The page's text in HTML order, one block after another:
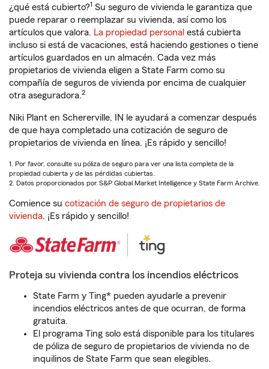
¿qué está cubierto?1 Su seguro de vivienda le garantiza que
puede reparar o reemplazar su vivienda, así como los
artículos que valora. La propiedad personal está cubierta
incluso si está de vacaciones, está haciendo gestiones o tiene
artículos guardados en un almacén. Cada vez más
propietarios de vivienda eligen a State Farm como su
compañía de seguros de vivienda por encima de cualquier
otra aseguradora.2
Niki Plant en Schererville, IN le ayudará a comenzar después
de que haya completado una cotización de seguro de
propietarios de vivienda en línea. ¡Es rápido y sencillo!
1. Por favor, consulte su póliza de seguro para ver una lista completa de la
propiedad cubierta y de las pérdidas cubiertas.
2. Datos proporcionados por S&P Global Market Intelligence y State Farm Archive.
Comience su cotización de seguro de propietarios de
vivienda. ¡Es rápido y sencillo!
Proteja su vivienda contra los incendios eléctricos
State Farm y Ting* pueden ayudarle a prevenir
incendios eléctricos antes de que ocurran, de forma
gratuita.
El programa Ting solo está disponible para los titulares
de póliza de seguro de propietarios de vivienda no de
inquilinos de State Farm que sean elegibles.